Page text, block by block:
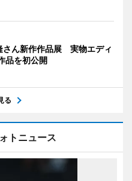
さん新作作品展 実物エディ
品を初公開
る
トニュース